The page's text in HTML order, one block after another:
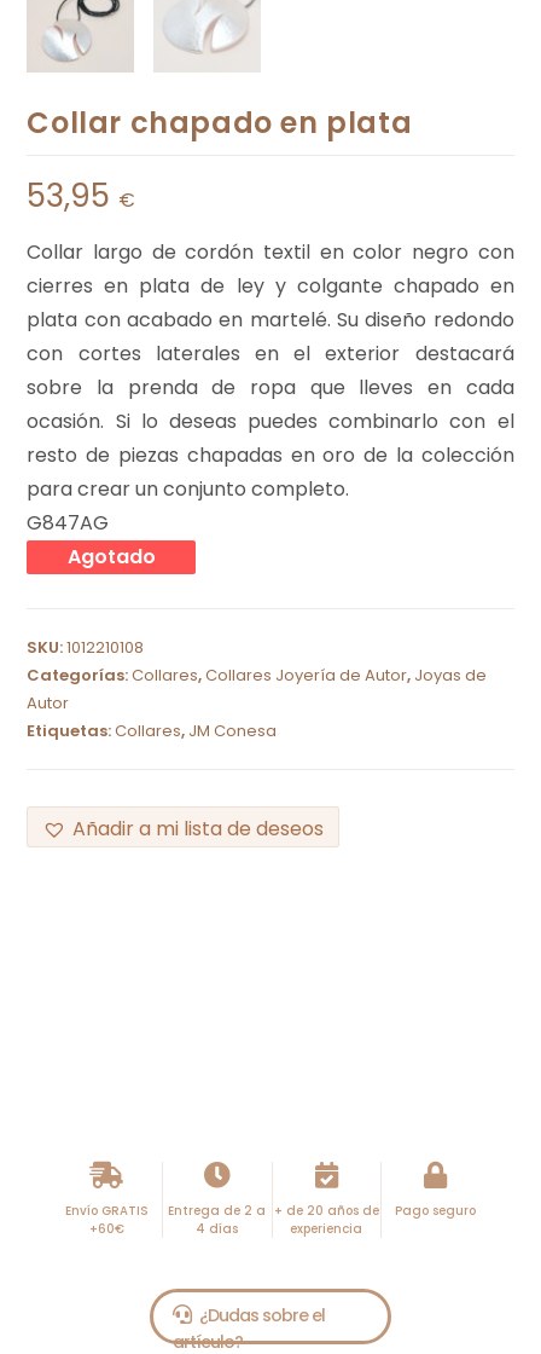
Collar chapado en plata
53,95 €
Collar largo de cordón textil en color negro con
cierres en plata de ley y colgante chapado en
plata con acabado en martelé. Su diseño redondo
con cortes laterales en el exterior destacará
sobre la prenda de ropa que lleves en cada
ocasión. Si lo deseas puedes combinarlo con el
resto de piezas chapadas en oro de la colección
para crear un conjunto completo.
G847AG
Agotado
SKU:1012210108
Categorías:Collares,Collares Joyería de Autor, Joyas de
Autor
Etiquetas:Collares, JM Conesa
Añadir a mi lista de deseos
Envío GRATIS
+60€
Entrega de 2 a
4 días
+ de 20 años de
experiencia
Pago seguro